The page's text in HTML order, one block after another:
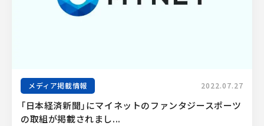
メディア掲載情報 2022.07.27
「日本経済新聞」にマイネットのファンタジースポーツ
の取組が掲載されまし...